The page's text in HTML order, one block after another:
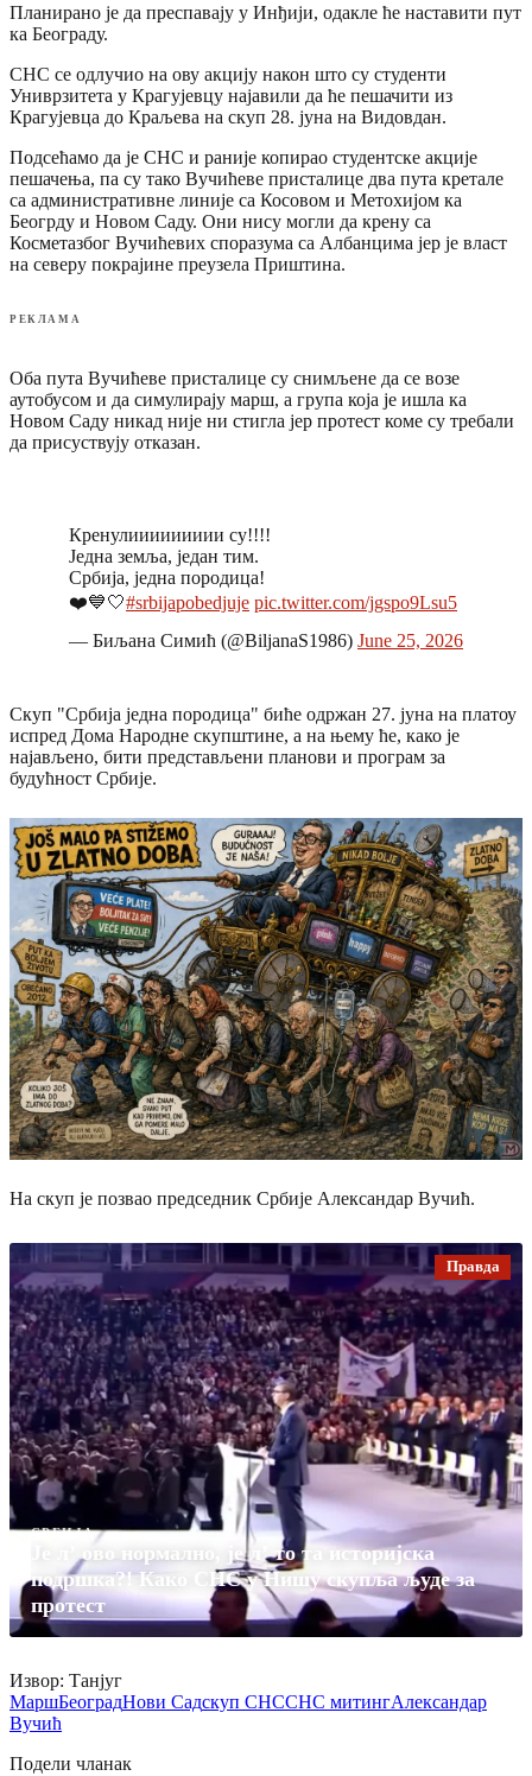
Планирано је да преспавају у Инђији, одакле ће наставити пут
ка Београду.
СНС се одлучио на ову акцију након што су студенти
Униврзитета у Крагујевцу најавили да ће пешачити из
Крагујевца до Краљева на скуп 28. јуна на Видовдан.
Подсећамо да је СНС и раније копирао студентске акције
пешачења, па су тако Вучићеве присталице два пута кретале
са административне линије са Косовом и Метохијом ка
Беогрду и Новом Саду. Они нису могли да крену са
Косметазбог Вучићевих споразума са Албанцима јер је власт
на северу покрајине преузела Приштина.
РЕКЛАМА
Оба пута Вучићеве присталице су снимљене да се возе
аутобусом и да симулирају марш, а група која је ишла ка
Новом Саду никад није ни стигла јер протест коме су требали
да присуствују отказан.
Кренулиииииииии су!!!!
Једна земља, један тим.
Србија, једна породица!
❤️💙🤍#srbijapobedjuje pic.twitter.com/jgspo9Lsu5
— Биљана Симић (@BiljanaS1986) June 25, 2026
Скуп "Србија једна породица" биће одржан 27. јуна на платоу
испред Дома Народне скупштине, а на њему ће, како је
најављено, бити представљени планови и програм за
будућност Србије.
На скуп је позвао председник Србије Александар Вучић.
Правда
СРБИЈА
Је л’ ово нормално, је л’ то та историјска
подршка?! Како СНС у Нишу скупља људе за
протест
Извор: Танјуг
МаршБеоградНови Садскуп СНССНС митингАлександар
Вучић
Подели чланак